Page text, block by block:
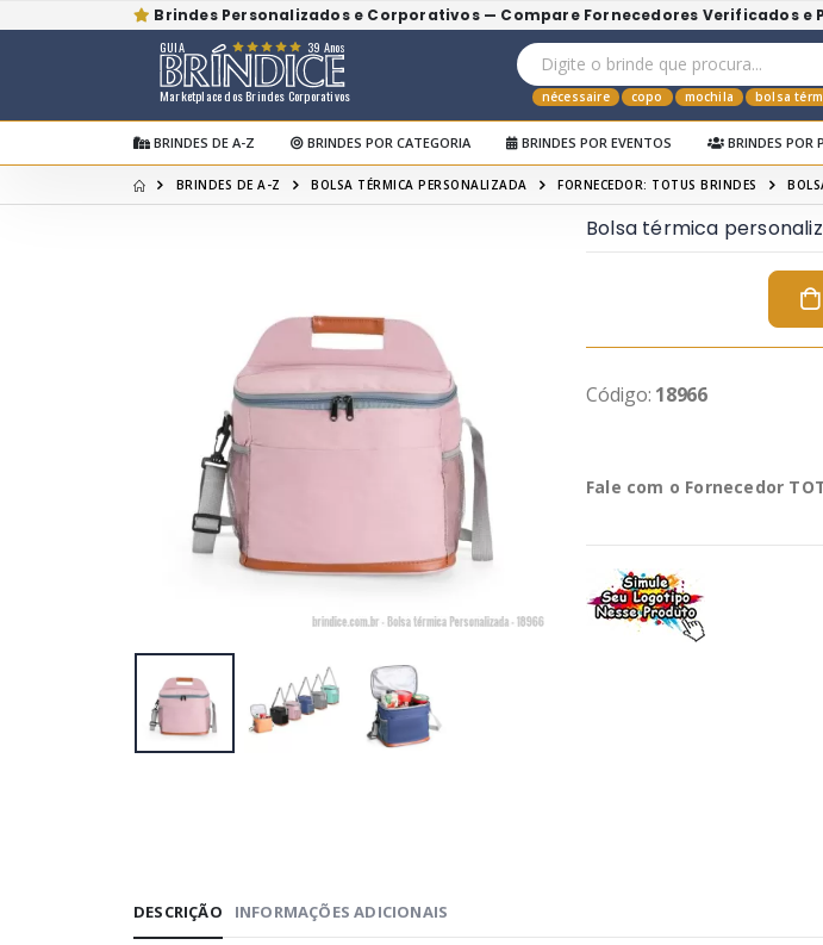
Brindes Personalizados e Corporativos — Compare Fornecedores Verificados e
Marketplace dos Brindes Corporativos
GUIA 39 Anos
nécessaire copo mochila bolsa
BRINDES DE A-Z BRINDES POR CATEGORIA BRINDES POR EVENTOS BRINDES POR
BRINDES DE A-Z BOLSA TÉRMICA PERSONALIZADA FORNECEDOR: TOTUS BRINDES
Bolsa térmica
Código: 18966
Fale com o Fornecedor
DESCRIÇÃO INFORMAÇÕES ADICIONAIS